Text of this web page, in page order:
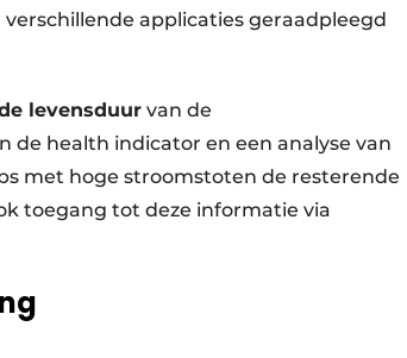
applicaties geraadpleegd
levensduur van de
de health indicator en een analyse van
met hoge stroomstoten de resterende
toegang tot deze informatie via